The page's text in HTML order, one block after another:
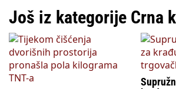
Još iz kategorije Crna